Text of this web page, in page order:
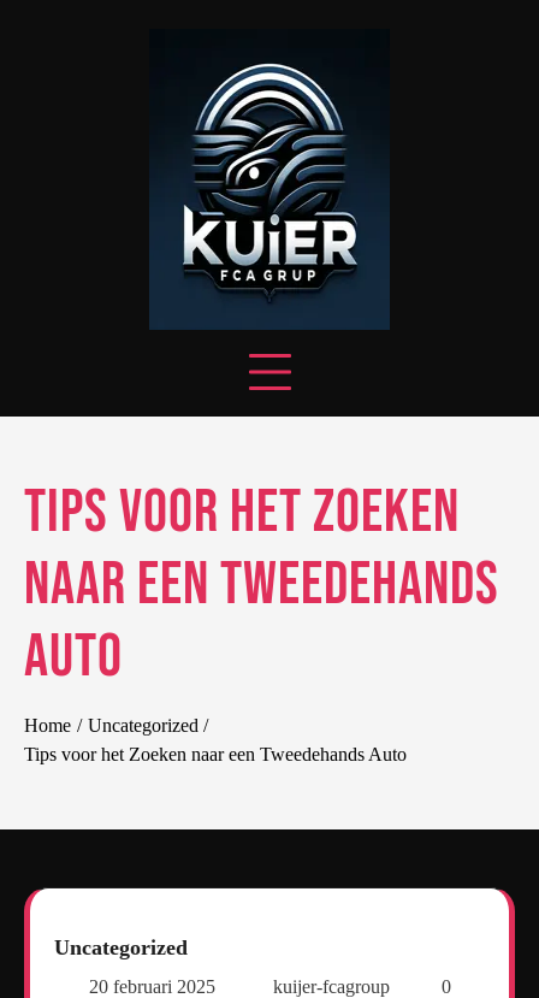
Tips voor het Zoeken
naar een Tweedehands
Auto
Home
Uncategorized
Tips voor het Zoeken naar een Tweedehands Auto
Uncategorized
20 februari 2025 kuijer-fcagroup
0